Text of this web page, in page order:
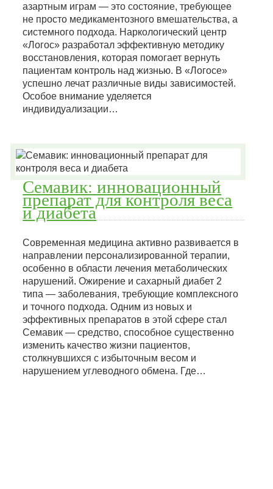
азартным играм — это состояние, требующее
не просто медикаментозного вмешательства, а
системного подхода. Наркологический центр
«Логос» разработал эффективную методику
восстановления, которая помогает вернуть
пациентам контроль над жизнью. В «Логосе»
успешно лечат различные виды зависимостей.
Особое внимание уделяется
индивидуализации…
Семавик: инновационный
препарат для контроля веса
и диабета
Современная медицина активно развивается в
направлении персонализированной терапии,
особенно в области лечения метаболических
нарушений. Ожирение и сахарный диабет 2
типа — заболевания, требующие комплексного
и точного подхода. Одним из новых и
эффективных препаратов в этой сфере стал
Семавик — средство, способное существенно
изменить качество жизни пациентов,
столкнувшихся с избыточным весом и
нарушением углеводного обмена. Где…